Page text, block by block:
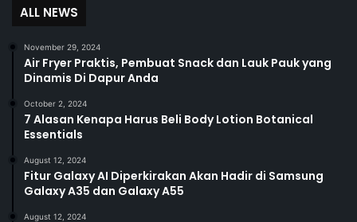
ALL NEWS
November 29, 2024
Air Fryer Praktis, Pembuat Snack dan Lauk Pauk yang
Dinamis Di Dapur Anda
October 2, 2024
7 Alasan Kenapa Harus Beli Body Lotion Botanical
Essentials
August 12, 2024
Fitur Galaxy AI Diperkirakan Akan Hadir di Samsung
Galaxy A35 dan Galaxy A55
August 12, 2024